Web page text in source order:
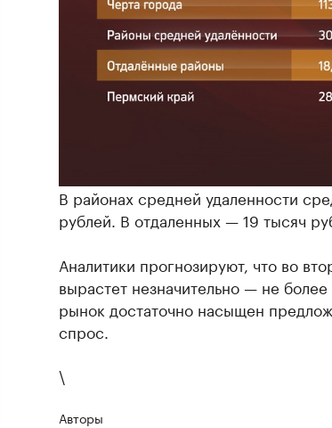
В районах средней удаленности
рублей. В отдаленных — 19 тысяч
Аналитики прогнозируют, что во
вырастет незначительно — не
рынок достаточно насыщен
спрос.
\
Авторы